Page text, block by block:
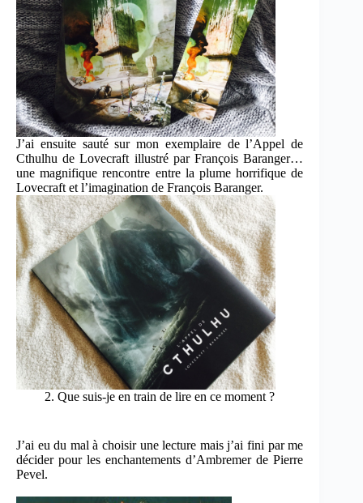
J’ai ensuite sauté sur mon exemplaire de l’Appel de
Cthulhu de Lovecraft illustré par François Baranger…
une magnifique rencontre entre la plume horrifique de
Lovecraft et l’imagination de François Baranger.
2. Que suis-je en train de lire en ce moment ?
J’ai eu du mal à choisir une lecture mais j’ai fini par me
décider pour les enchantements d’Ambremer de Pierre
Pevel.